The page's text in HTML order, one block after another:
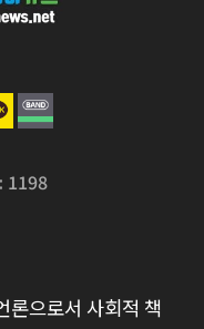
1198
론으로서 사회적 책